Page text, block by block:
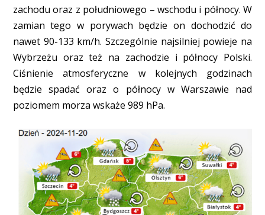
zachodu oraz z południowego – wschodu i północy. W
zamian tego w porywach będzie on dochodzić do
nawet 90-133 km/h. Szczególnie najsilniej powieje na
Wybrzeżu oraz też na zachodzie i północy Polski.
Ciśnienie atmosferyczne w kolejnych godzinach
będzie spadać oraz o północy w Warszawie nad
poziomem morza wskaże 989 hPa.